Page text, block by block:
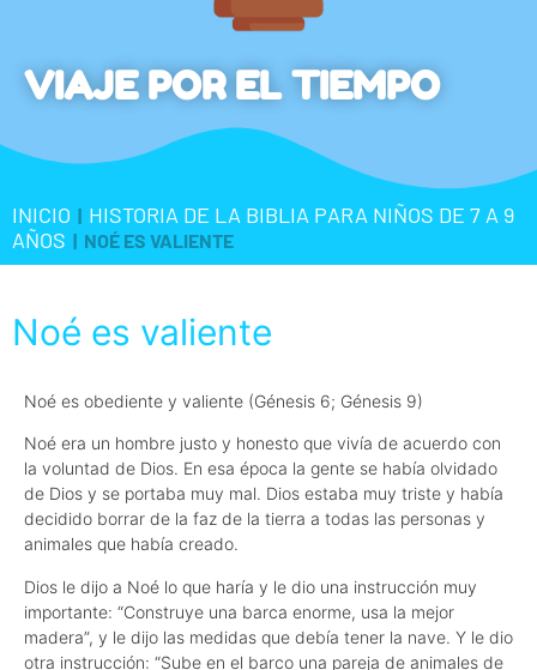
VIAJE POR EL TIEMPO
INICIO | HISTORIA DE LA BIBLIA PARA NIÑOS DE 7 A 9
AÑOS | NOÉ ES VALIENTE
Noé es valiente
Noé es obediente y valiente (Génesis 6; Génesis 9)
Noé era un hombre justo y honesto que vivía de acuerdo con
la voluntad de Dios. En esa época la gente se había olvidado
de Dios y se portaba muy mal. Dios estaba muy triste y había
decidido borrar de la faz de la tierra a todas las personas y
animales que había creado.
Dios le dijo a Noé lo que haría y le dio una instrucción muy
importante: “Construye una barca enorme, usa la mejor
madera”, y le dijo las medidas que debía tener la nave. Y le dio
otra instrucción: “Sube en el barco una pareja de animales de